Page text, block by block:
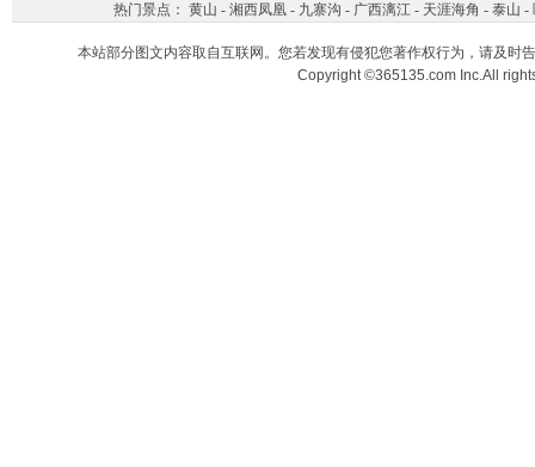
热门景点： 黄山 - 湘西凤凰- 九寨沟 - 广西漓江- 天涯海角 - 泰山 -
本站部分图文内容取自互联网。您若发现有侵犯您著作权行为，请及时
Copyright ©365135.com Inc.All